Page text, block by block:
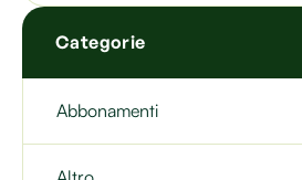
Categorie
Abbonamenti